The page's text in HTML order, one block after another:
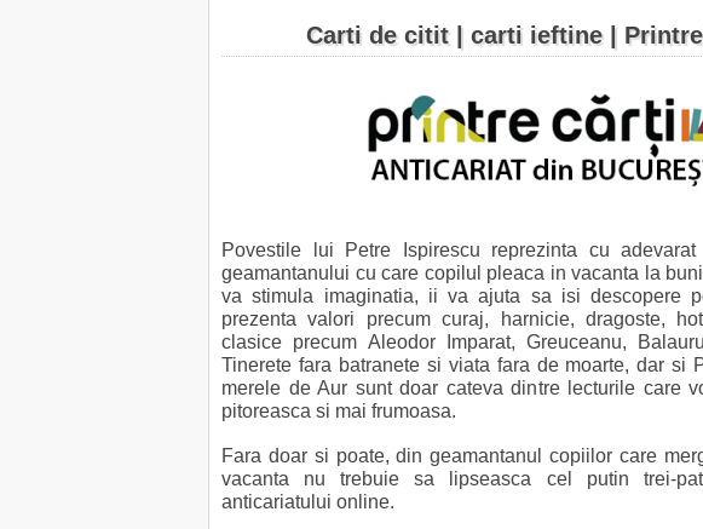
Carti de citit | carti ieftine |
Povestile lui Petre Ispirescu reprezinta cu adevarat
geamantanului cu care copilul pleaca in vacanta la
va stimula imaginatia, ii va ajuta sa isi descopere
prezenta valori precum curaj, harnicie, dragoste,
clasice precum Aleodor Imparat, Greuceanu,
Tinerete fara batranete si viata fara de moarte, dar si
merele de Aur sunt doar cateva dintre lecturile care
pitoreasca si mai frumoasa.
Fara doar si poate, din geamantanul copiilor care
vacanta nu trebuie sa lipseasca cel putin trei-
anticariatului online.